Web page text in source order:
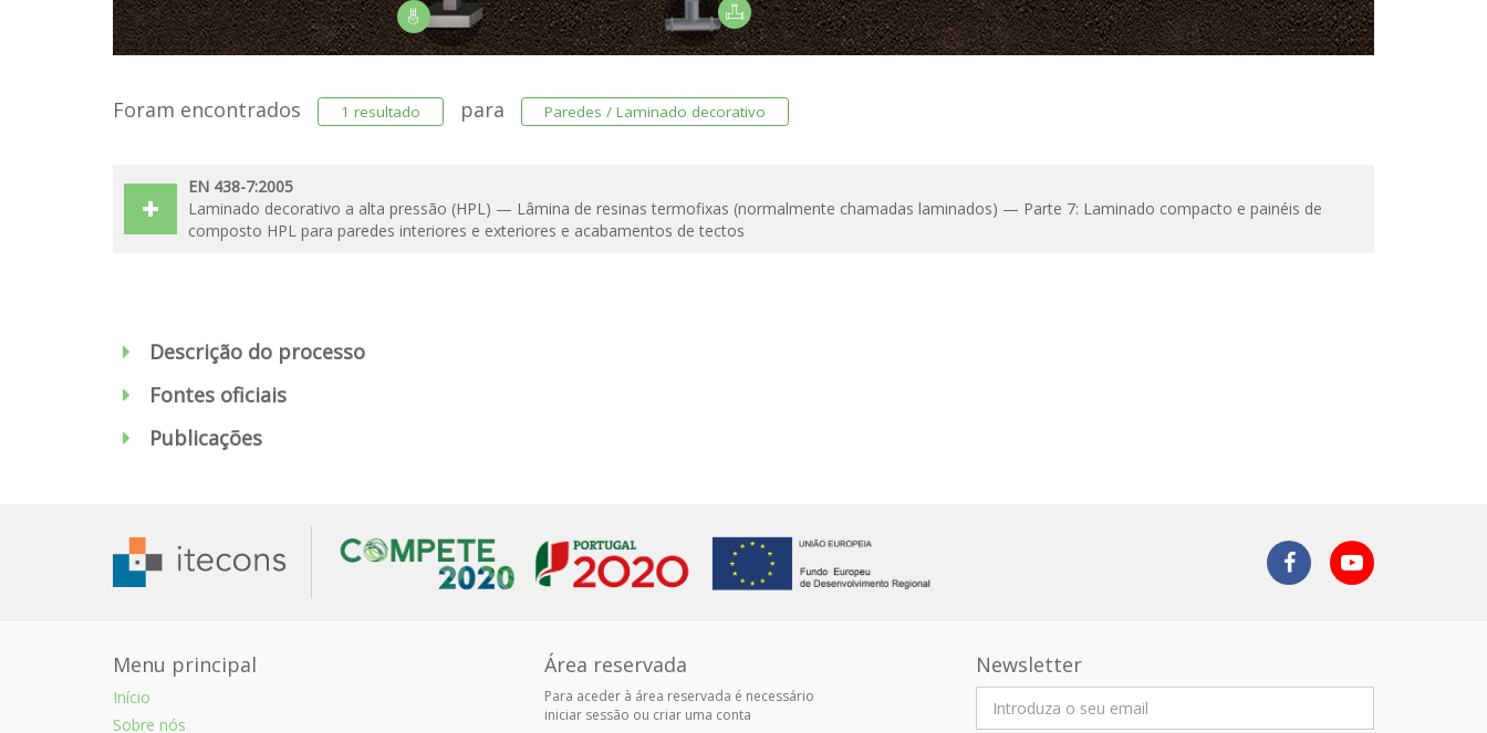
Foram encontrados 1 resultado para Paredes / Laminado decorativo
EN 438-7:2005
Laminado decorativo a alta pressão (HPL) — Lâmina de resinas termofixas (normalmente chamadas laminados) — Parte 7: Laminado compacto e painéis de
composto HPL para paredes interiores e exteriores e acabamentos de tectos
Descrição do processo
Fontes oficiais
Publicações
Menu principal
Início
Sobre nós
Área reservada
Para aceder à área reservada é necessário
iniciar sessão ou criar uma conta
Newsletter